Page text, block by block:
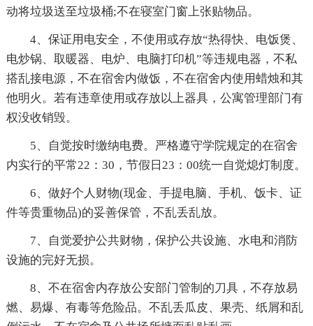
动将垃圾送至垃圾桶;不在寝室门窗上张贴物品。
4、保证用电安全，不使用或存放“热得快、电饭煲、
电炒锅、取暖器、电炉、电脑打印机”等违规电器，不私
搭乱接电源，不在宿舍内做饭，不在宿舍内使用蜡烛和其
他明火。若有违章使用或存放以上器具，公寓管理部门有
权没收销毁。
5、自觉按时缴纳电费。严格遵守学院规定的在宿舍
内实行的平常22：30，节假日23：00统一自觉熄灯制度。
6、做好个人财物(现金、手提电脑、手机、饭卡、证
件等贵重物品)的妥善保管，不乱丢乱放。
7、自觉爱护公共财物，保护公共设施、水电和消防
设施的完好无损。
8、不在宿舍内存放公安部门管制的刀具，不存放易
燃、易爆、有毒等危险品。不乱丢瓜皮、果壳、纸屑和乱